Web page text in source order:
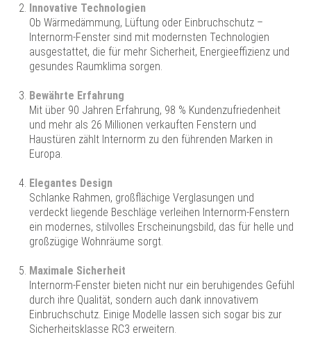
Innovative Technologien
Ob Wärmedämmung, Lüftung oder Einbruchschutz –
Internorm-Fenster sind mit modernsten Technologien
ausgestattet, die für mehr Sicherheit, Energieeffizienz und
gesundes Raumklima sorgen.
Bewährte Erfahrung
Mit über 90 Jahren Erfahrung, 98 % Kundenzufriedenheit
und mehr als 26 Millionen verkauften Fenstern und
Haustüren zählt Internorm zu den führenden Marken in
Europa.
Elegantes Design
Schlanke Rahmen, großflächige Verglasungen und
verdeckt liegende Beschläge verleihen Internorm-Fenstern
ein modernes, stilvolles Erscheinungsbild, das für helle und
großzügige Wohnräume sorgt.
Maximale Sicherheit
Internorm-Fenster bieten nicht nur ein beruhigendes Gefühl
durch ihre Qualität, sondern auch dank innovativem
Einbruchschutz. Einige Modelle lassen sich sogar bis zur
Sicherheitsklasse RC3 erweitern.